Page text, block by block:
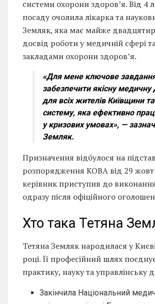
системи охорони здоров’я. Від 4
посаду очолила лікарка та
Земляк, яка має майже
досвід роботи у медичній сфері
закладами охорони здоров’я.
«Для мене ключове
забезпечити якісну медичну
для всіх жителів Київщини
систему, яка ефективно
у кризових умовах», —
Земляк.
Призначення відбулося на
розпорядження КОВА від 29
керівник приступив до виконання
одразу після офіційного
Хто така Тетяна
Тетяна Земляк народилася у
році. Її професійний шлях
практику, науку та управлінську
Закінчила Національний